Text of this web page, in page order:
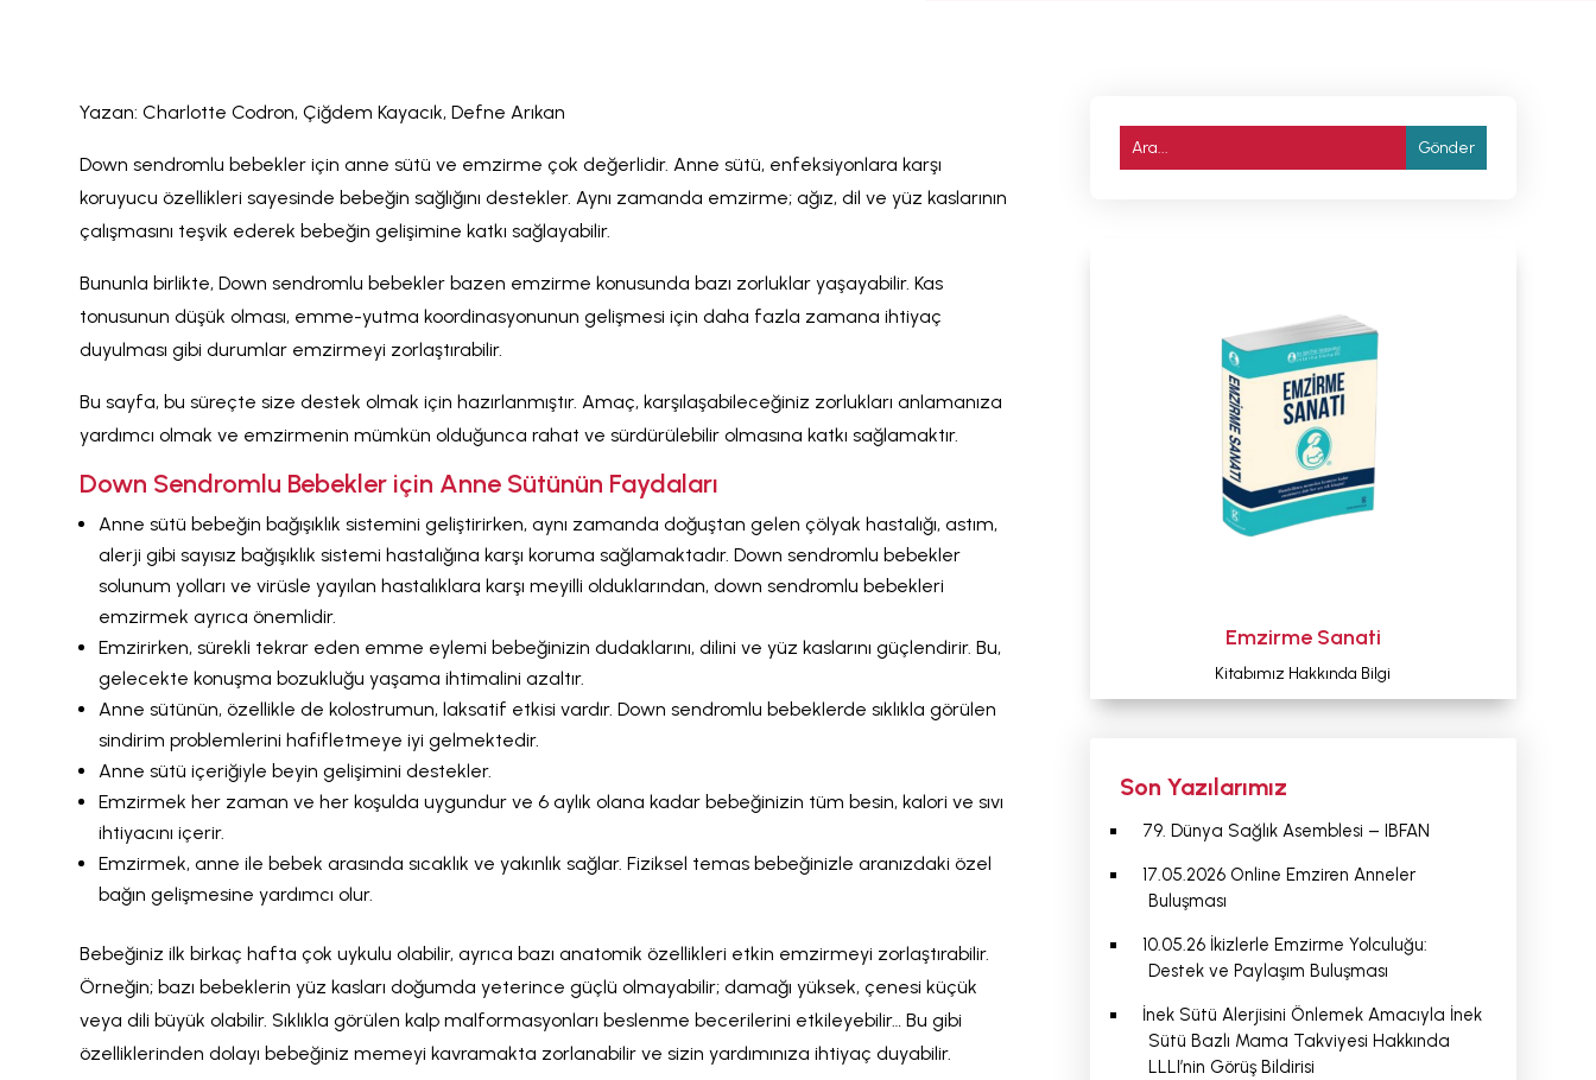
Yazan: Charlotte Codron, Çiğdem Kayacık, Defne Arıkan
Down sendromlu bebekler için anne sütü ve emzirme çok değerlidir. Anne sütü, enfeksiyonlara karşı
koruyucu özellikleri sayesinde bebeğin sağlığını destekler. Aynı zamanda emzirme; ağız, dil ve yüz kaslarının
çalışmasını teşvik ederek bebeğin gelişimine katkı sağlayabilir.
Bununla birlikte, Down sendromlu bebekler bazen emzirme konusunda bazı zorluklar yaşayabilir. Kas
tonusunun düşük olması, emme-yutma koordinasyonunun gelişmesi için daha fazla zamana ihtiyaç
duyulması gibi durumlar emzirmeyi zorlaştırabilir.
Bu sayfa, bu süreçte size destek olmak için hazırlanmıştır. Amaç, karşılaşabileceğiniz zorlukları anlamanıza
yardımcı olmak ve emzirmenin mümkün olduğunca rahat ve sürdürülebilir olmasına katkı sağlamaktır.
Down Sendromlu Bebekler için Anne Sütünün Faydaları
Anne sütü bebeğin bağışıklık sistemini geliştirirken, aynı zamanda doğuştan gelen çölyak hastalığı, astım,
alerji gibi sayısız bağışıklık sistemi hastalığına karşı koruma sağlamaktadır. Down sendromlu bebekler
solunum yolları ve virüsle yayılan hastalıklara karşı meyilli olduklarından, down sendromlu bebekleri
emzirmek ayrıca önemlidir.
Emzirirken, sürekli tekrar eden emme eylemi bebeğinizin dudaklarını, dilini ve yüz kaslarını güçlendirir.Bu,
gelecekte konuşma bozukluğu yaşama ihtimalini azaltır.
Anne sütünün, özellikle de kolostrumun, laksatif etkisi vardır. Down sendromlu bebeklerde sıklıkla görülen
sindirim problemlerini hafifletmeye iyi gelmektedir.
Anne sütü içeriğiyle beyin gelişimini destekler.
Emzirmek her zaman ve her koşulda uygundur ve 6 aylık olana kadar bebeğinizin tüm besin, kalori ve sıvı
ihtiyacını içerir.
Emzirmek, anne ile bebek arasında sıcaklık ve yakınlık sağlar. Fiziksel temas bebeğinizle aranızdaki özel
bağın gelişmesine yardımcı olur.
Bebeğiniz ilk birkaç hafta çok uykulu olabilir, ayrıca bazı anatomik özellikleri etkin emzirmeyi zorlaştırabilir.
Örneğin; bazı bebeklerin yüz kasları doğumda yeterince güçlü olmayabilir; damağı yüksek, çenesi küçük
veya dili büyük olabilir. Sıklıkla görülen kalp malformasyonları beslenme becerilerini etkileyebilir… Bu gibi
özelliklerinden dolayı bebeğiniz memeyi kavramakta zorlanabilir ve sizin yardımınıza ihtiyaç duyabilir.
Emzirme Sanati
Kitabımız Hakkında Bilgi
Son Yazılarımız
79. Dünya Sağlık Asemblesi – IBFAN
17.05.2026 Online Emziren Anneler
Buluşması
10.05.26 İkizlerle Emzirme Yolculuğu:
Destek ve Paylaşım Buluşması
İnek Sütü Alerjisini Önlemek Amacıyla İnek
Sütü Bazlı Mama Takviyesi Hakkında
LLLI’nin Görüş Bildirisi